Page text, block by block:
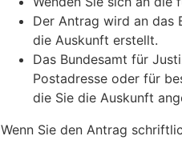
Der Antrag wird an das
die Auskunft erstellt.
Das Bundesamt für
Postadresse oder für
die Sie die Auskunft
Wenn Sie den Antrag